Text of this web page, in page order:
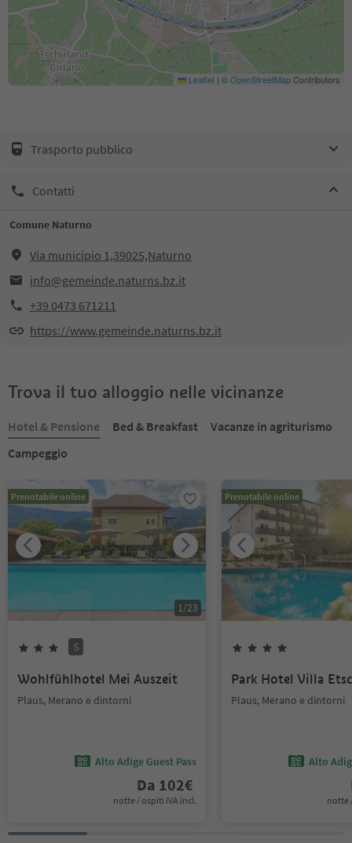
Leaflet | ©OpenStreetMapContributors
Trasporto pubblico
Contatti
Comune Naturno
Via municipio 1,39025,Naturno
info@gemeinde.naturns.bz.it
+39 0473 671211
https://www.gemeinde.naturns.bz.it
Trova il tuo alloggio nelle vicinanze
Hotel & Pensione Bed & Breakfast
Vacanze in agriturismo
Campeggio
Prenotabile online
1/23
S
Wohlfühlhotel Mei Auszeit
Plaus, Merano e dintorni
Alto Adige Guest Pass
Da 102€
notte / ospiti IVA incl.
Prenotabile online
Park Hotel Villa
Plaus, Merano e dintorni
Alto
notte